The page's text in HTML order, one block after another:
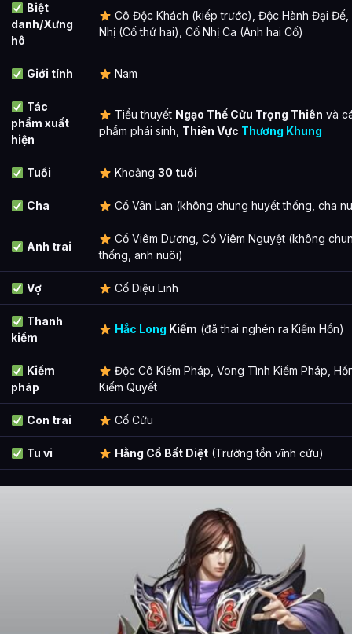
Biệt
danh/Xưng
hô
Cô Độc Khách (kiếp trước), Độc Hành Đại Đế,
Nhị (Cố thứ hai), Cố Nhị Ca (Anh hai Cố)
Giới tính Nam
Tác
phẩm xuất
hiện
Tiểu thuyết Ngạo Thế Cửu Trọng Thiên và
phẩm phái sinh, Thiên Vực Thương Khung
Tuổi Khoảng 30 tuổi
Cha Cố Vân Lan (không chung huyết thống, cha
Anh trai
Cố Viêm Dương, Cố Viêm Nguyệt (không
thống, anh nuôi)
Vợ Cố Diệu Linh
Thanh
kiếm
Hắc Long Kiếm (đã thai nghén ra Kiếm Hồn)
Kiếm
pháp
Độc Cô Kiếm Pháp, Vong Tình Kiếm Pháp,
Kiếm Quyết
Con trai Cố Cửu
Tu vi Hằng Cổ Bất Diệt(Trường tồn vĩnh cửu)